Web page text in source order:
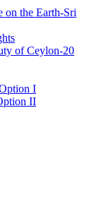
on the Earth-Sri
of Ceylon-20
I
II